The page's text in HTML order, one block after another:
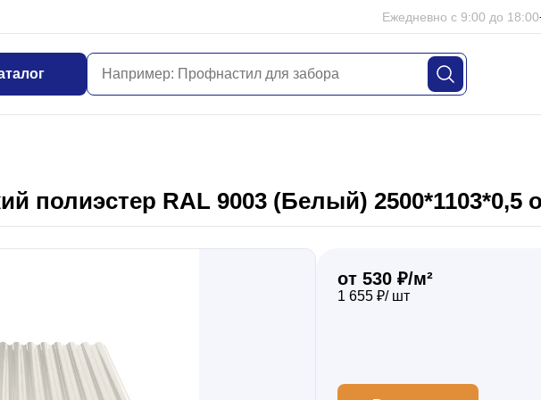
Ежедневно с 9:00 до 18:00
полиэстер RAL 9003 (Белый) 2500*1103*0,5
от 530 ₽/м²
1 655 ₽/ шт